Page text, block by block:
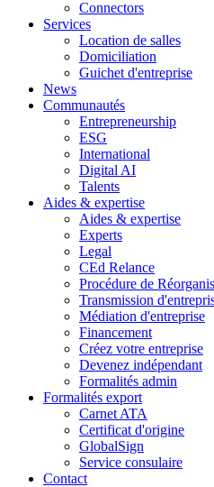
Connectors
Services
Location de salles
Domiciliation
Guichet d'entreprise
News
Communautés
Entrepreneurship
ESG
International
Digital AI
Talents
Aides & expertise
Aides & expertise
Experts
Legal
CEd Relance
Procédure de
Transmission
Médiation d'entreprise
Financement
Créez votre entreprise
Devenez indépendant
Formalités admin
Formalités export
Carnet ATA
Certificat d'origine
GlobalSign
Service consulaire
Contact